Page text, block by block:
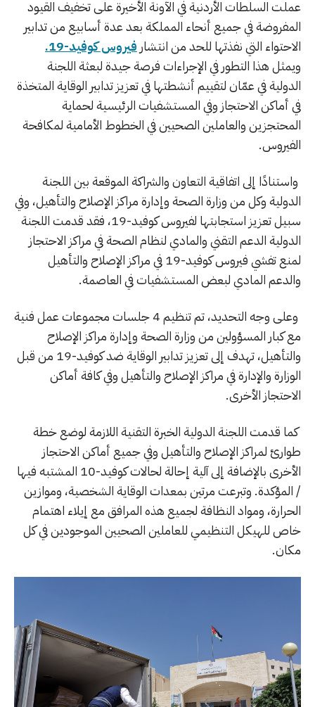
عملت السلطات الأردنية في الآونة الأخيرة على تخفيف القيود
المفروضة في جميع أنحاء المملكة بعد عدة أسابيع من تدابير
الاحتواء التي نفذتها للحد من انتشار فيروس كوفيد-19.
ويمثل هذا التطور في الإجراءات فرصة جيدة لبعثة اللجنة
الدولية في عمّان لتقييم أنشطتها في تعزيز تدابير الوقاية المتخذة
في أماكن الاحتجاز وفي المستشفيات الرئيسية لحماية
المحتجزين والعاملين الصحيين في الخطوط الأمامية لمكافحة
الفيروس.
واستنادًا إلى اتفاقية التعاون والشراكة الموقعة بين اللجنة
الدولية وكل من وزارة الصحة وإدارة مراكز الإصلاح والتأهيل، وفي
سبيل تعزيز استجابتها لفيروس كوفيد-19، فقد قدمت اللجنة
الدولية الدعم التقني والمادي لنظام الصحة في مراكز الاحتجاز
لمنع تفشي فيروس كوفيد-19 في مراكز الإصلاح والتأهيل
والدعم المادي لبعض المستشفيات في العاصمة.
وعلى وجه التحديد، تم تنظيم 4 جلسات مجموعات عمل فنية
مع كبار المسؤولين من وزارة الصحة وإدارة مراكز الإصلاح
والتأهيل، تهدف إلى تعزيز تدابير الوقاية ضد كوفيد-19 من قبل
الوزارة والإدارة في مراكز الإصلاح والتأهيل وفي كافة أماكن
الاحتجاز الأخرى.
كما قدمت اللجنة الدولية الخبرة التقنية اللازمة لوضع خطة
طوارئ لمراكز الإصلاح والتأهيل وفي جميع أماكن الاحتجاز
الأخرى بالإضافة إلى آلية إحالة لحالات كوفيد-10 المشتبه فيها
/ المؤكدة. وتبرعت مرتين بمعدات الوقاية الشخصية، وموازين
الحرارة، ومواد النظافة لجميع هذه المرافق مع إيلاء اهتمام
خاص للهيكل التنظيمي للعاملين الصحيين الموجودين في كل
مكان.